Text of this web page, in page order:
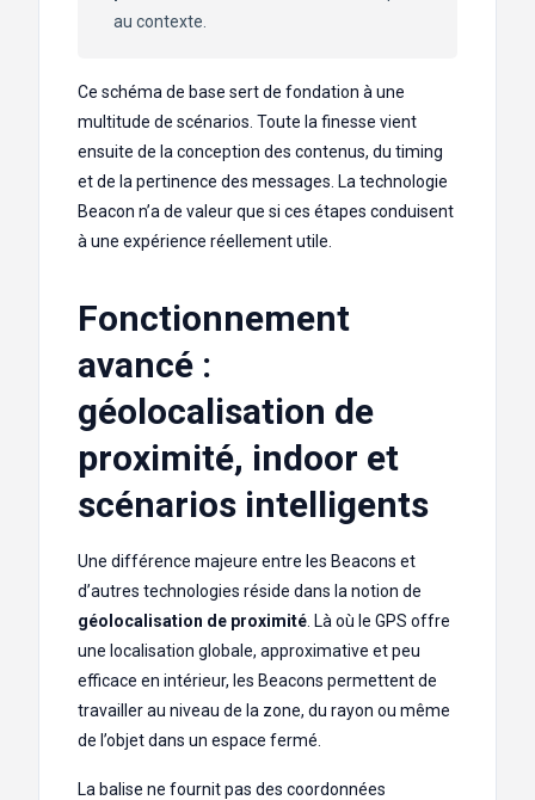
au contexte.
Ce schéma de base sert de fondation à une
multitude de scénarios. Toute la finesse vient
ensuite de la conception des contenus, du timing
et de la pertinence des messages. La technologie
Beacon n’a de valeur que si ces étapes conduisent
à une expérience réellement utile.
Fonctionnement
avancé :
géolocalisation de
proximité, indoor et
scénarios intelligents
Une différence majeure entre les Beacons et
d’autres technologies réside dans la notion de
géolocalisation de proximité . Là où le GPS offre
une localisation globale, approximative et peu
efficace en intérieur, les Beacons permettent de
travailler au niveau de la zone, du rayon ou même
de l’objet dans un espace fermé.
La balise ne fournit pas des coordonnées